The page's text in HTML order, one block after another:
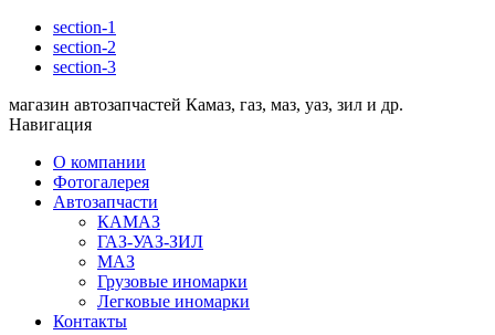
section-1
section-2
section-3
магазин автозапчастей Камаз, газ, маз, уаз, зил и др.
Навигация
О компании
Фотогалерея
Автозапчасти
КАМАЗ
ГАЗ-УАЗ-ЗИЛ
МАЗ
Грузовые иномарки
Легковые иномарки
Контакты